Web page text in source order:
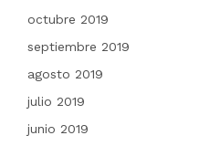
octubre 2019
septiembre 2019
agosto 2019
julio 2019
junio 2019